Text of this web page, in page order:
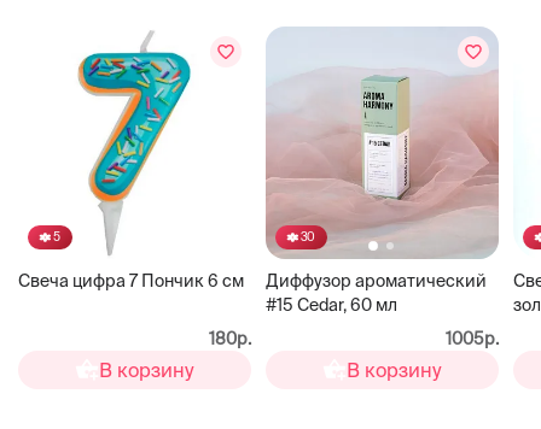
5
Свеча цифра 7 Пончик 6 см
180р.
В корзину
30
Диффузор ароматический
#15 Cedar, 60 мл
1005р.
В корзину